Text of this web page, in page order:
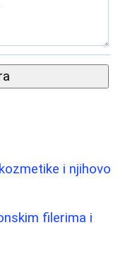
i njihovo
filerima i